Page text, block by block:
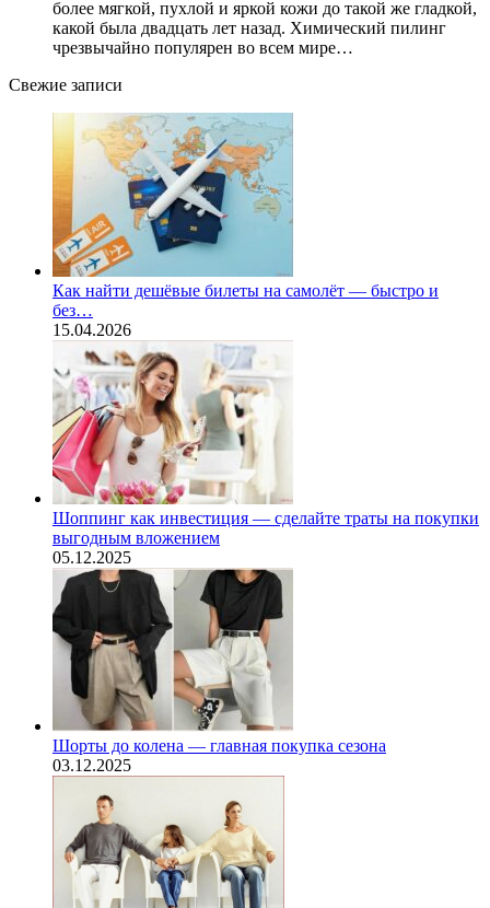
более мягкой, пухлой и яркой кожи до такой же гладкой,
какой была двадцать лет назад. Химический пилинг
чрезвычайно популярен во всем мире…
Свежие записи
Как найти дешёвые билеты на самолёт — быстро и
без…
15.04.2026
Шоппинг как инвестиция — сделайте траты на покупки
выгодным вложением
05.12.2025
Шорты до колена — главная покупка сезона
03.12.2025